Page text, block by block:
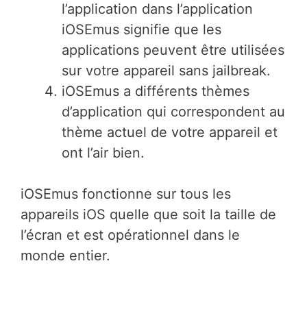
l’application dans l’application
iOSEmus signifie que les
applications peuvent être utilisées
sur votre appareil sans jailbreak.
iOSEmus a différents thèmes
d’application qui correspondent au
thème actuel de votre appareil et
ont l’air bien.
iOSEmus fonctionne sur tous les
appareils iOS quelle que soit la taille de
l’écran et est opérationnel dans le
monde entier.